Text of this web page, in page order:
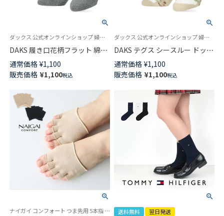
ダックス 公式オンラインショップ 婦人 靴下
DAKS 履き口花柄フラット 綿混
足底滑り止め付き 日本製 クル
ー丈 ソックス レディース
03367365
通常価格 ¥1,100
販売価格 ¥1,100税込
ダックス 公式オンラインショップ 婦人 靴下
DAKS テグス シースルー ドット
フラワー柄 クルー丈 ソックス
レディース 03367319
通常価格 ¥1,100
販売価格 ¥1,100税込
ナイガイ コンフォート つま先用 5本指 フットキャップ 婦人 靴下 送料無料
翌日発送